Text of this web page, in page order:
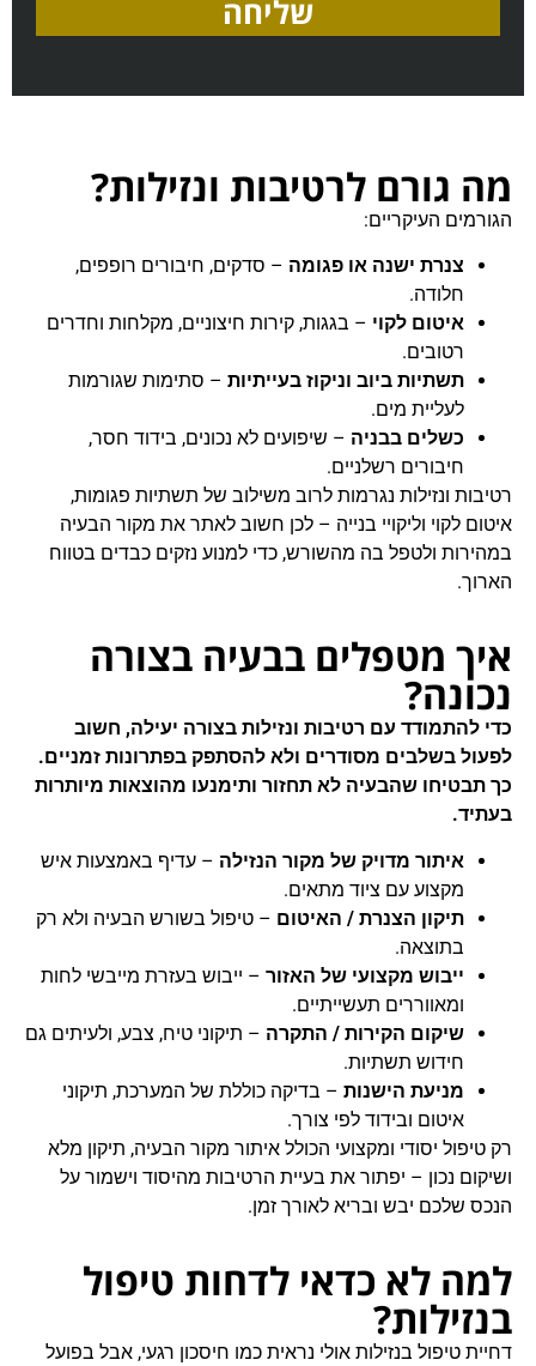
שליחה
מה גורם לרטיבות ונזילות?
הגורמים העיקריים:
צנרת ישנה או פגומה– סדקים, חיבורים רופפים,
חלודה.
איטום לקוי– בגגות, קירות חיצוניים, מקלחות וחדרים
רטובים.
תשתיות ביוב וניקוז בעייתיות– סתימות שגורמות
לעליית מים.
כשלים בבניה– שיפועים לא נכונים, בידוד חסר,
חיבורים רשלניים.
רטיבות ונזילות נגרמות לרוב משילוב של תשתיות פגומות,
איטום לקוי וליקויי בנייה – לכן חשוב לאתר את מקור הבעיה
במהירות ולטפל בה מהשורש, כדי למנוע נזקים כבדים בטווח
הארוך.
איך מטפלים בבעיה בצורה
נכונה?
כדי להתמודד עם רטיבות ונזילות בצורה יעילה, חשוב
לפעול בשלבים מסודרים ולא להסתפק בפתרונות זמניים.
כך תבטיחו שהבעיה לא תחזור ותימנעו מהוצאות מיותרות
בעתיד.
איתור מדויק של מקור הנזילה– עדיף באמצעות איש
מקצוע עם ציוד מתאים.
תיקון הצנרת / האיטום– טיפול בשורש הבעיה ולא רק
בתוצאה.
ייבוש מקצועי של האזור– ייבוש בעזרת מייבשי לחות
ומאווררים תעשייתיים.
שיקום הקירות / התקרה– תיקוני טיח, צבע, ולעיתים גם
חידוש תשתיות.
מניעת הישנות– בדיקה כוללת של המערכת, תיקוני
איטום ובידוד לפי צורך.
רק טיפול יסודי ומקצועי הכולל איתור מקור הבעיה, תיקון מלא
ושיקום נכון – יפתור את בעיית הרטיבות מהיסוד וישמור על
הנכס שלכם יבש ובריא לאורך זמן.
למה לא כדאי לדחות טיפול
בנזילות?
דחיית טיפול בנזילות אולי נראית כמו חיסכון רגעי, אבל בפועל